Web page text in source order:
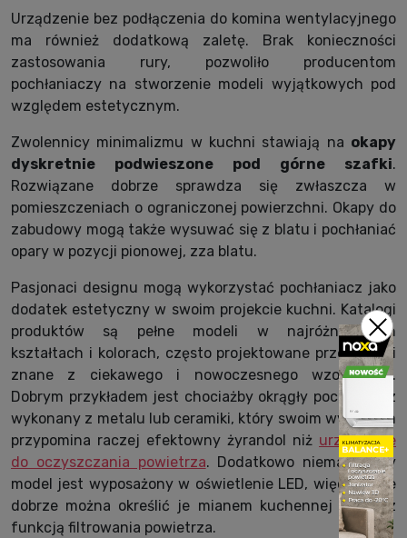
Urządzenie bez podłączenia do komina wentylacyjnego
ma również dodatkową zaletę. Brak konieczności
zastosowania rury, pozwoliło producentom
pochłaniaczy na stworzenie modeli wyjątkowych pod
względem estetycznym.
Zwolennicy minimalizmu w kuchni stawiają na okapy
dyskretnie podwieszone pod górne szafki.
Rozwiązane dobrze sprawdza się zwłaszcza w
pomieszczeniach o ograniczonej powierzchni. Okapy do
zabudowy mogą także wysuwać się z blatu i pochłaniać
opary w pozycji pionowej, zza blatu.
Pasjonaci designu mogą wykorzystać pochłaniacz jako
dodatek estetyczny w swoim projekcie kuchni. Katalogi
produktów są pełne modeli w najróżniejszych
kształtach i kolorach, często projektowane przez marki
znane z ciekawego i nowoczesnego wzornictwa.
Dobrym przykładem jest chociażby okrągły pochłaniacz
wykonany z metalu lub ceramiki, który swoim wyglądem
przypomina raczej efektowny żyrandol niż urządzenie
do oczyszczania powietrza. Dodatkowo niemal każdy
model jest wyposażony w oświetlenie LED, więc równie
dobrze można określić je mianem kuchennej lampy z
funkcją filtrowania powietrza.